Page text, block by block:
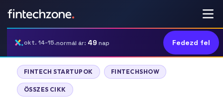
okt. 14-15.normál ár: 49 nap Fedezd fel
FINTECH STARTUPOK FINTECHSHOW
ÖSSZES CIKK